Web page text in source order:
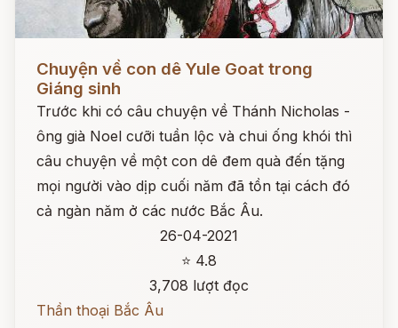
Chuyện về con dê Yule Goat trong
Giáng sinh
Trước khi có câu chuyện về Thánh Nicholas -
ông già Noel cưỡi tuần lộc và chui ống khói thì
câu chuyện về một con dê đem quà đến tặng
mọi người vào dịp cuối năm đã tồn tại cách đó
cả ngàn năm ở các nước Bắc Âu.
26-04-2021
⭐ 4.8
3,708 lượt đọc
Thần thoại Bắc Âu